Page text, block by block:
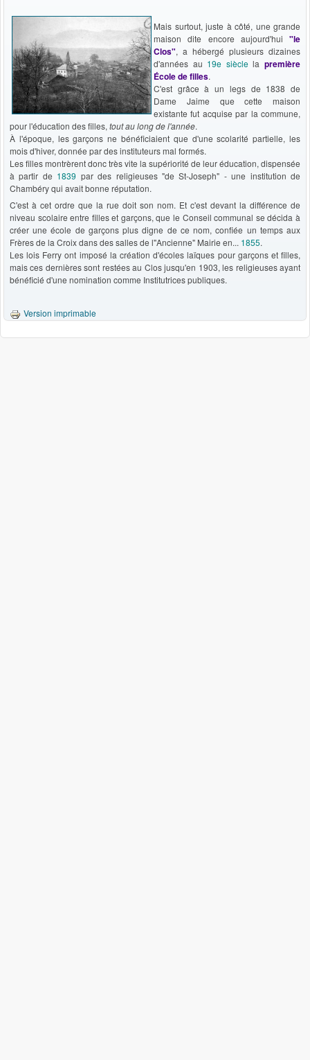
Mais surtout, juste à côté, une grande
maison dite encore aujourd'hui "le
Clos", a hébergé plusieurs dizaines
d'années au 19e sièclelapremière
École de filles.
C'est grâce à un legs de 1838 de
Dame Jaime que cette maison
existante fut acquise par la commune,
pour l'éducation des filles, tout au long de l'année.
À l'époque, les garçons ne bénéficiaient que d'une scolarité partielle, les
mois d'hiver, donnée par des instituteurs mal formés.
Les filles montrèrent donc très vite la supériorité de leur éducation, dispensée
à partir de 1839 par des religieuses "de St-Joseph" - une institution de
Chambéry qui avait bonne réputation.
C'est à cet ordre que la rue doit son nom. Et c'est devant la différence de
niveau scolaire entre filles et garçons, que le Conseil communal se décida à
créer une école de garçons plus digne de ce nom, confiée un temps aux
Frères de la Croix dans des salles de l"Ancienne" Mairie en... 1855.
Les lois Ferry ont imposé la création d'écoles laïques pour garçons et filles,
mais ces dernières sont restées au Clos jusqu'en 1903, les religieuses ayant
bénéficié d'une nomination comme Institutrices publiques.
Version imprimable